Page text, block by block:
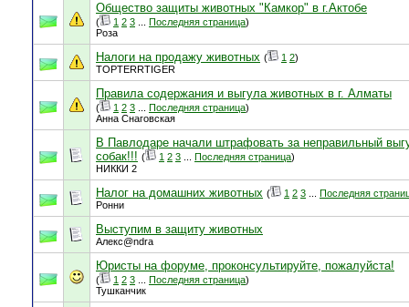
Общество защиты животных "Камкор" в г.Актобе
( 1 2 3 Последняя страница)
Роза
Налоги на продажу животных ( 1 2)
TOPTERRTIGER
Правила содержания и выгула животных в г. Алматы
( 1 2 3 Последняя страница)
Анна Снаговская
В Павлодаре начали штрафовать за неправильный
собак!!! ( 1 2 3 Последняя страница)
НИККИ 2
Налог на домашних животных ( 1 2 3
Последняя
Ронни
Выступим в защиту животных
Алекс@ndra
Юристы на форуме, проконсультируйте, пожалуйста!
( 1 2 3 Последняя страница)
Тушканчик